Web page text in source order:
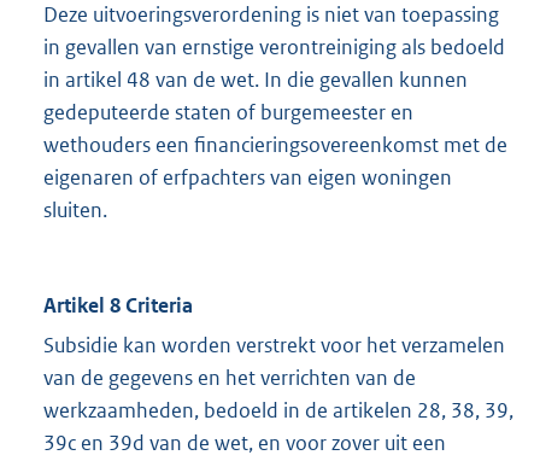
Deze uitvoeringsverordening is niet van toepassing
in gevallen van ernstige verontreiniging als bedoeld
in artikel 48 van de wet. In die gevallen kunnen
gedeputeerde staten of burgemeester en
wethouders een financieringsovereenkomst met de
eigenaren of erfpachters van eigen woningen
sluiten.
Artikel 8 Criteria
Subsidie kan worden verstrekt voor het verzamelen
van de gegevens en het verrichten van de
werkzaamheden, bedoeld in de artikelen 28, 38, 39,
39c en 39d van de wet, en voor zover uit een